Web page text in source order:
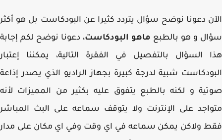
دعونا نوضح سؤال يتردد كثيرا عن البودكاست بل هو أكثر
و هو بالطبعماهو البودكاست، دعونا نوضح لكم إجابة
السؤال بالتفصيل في الفقرة التالية، يمكننا إعتبار
شبية لدرجة كبيرة بجهاز الراديو الذي يصدر إذاعة
و لكنه بالطبع يتفوق عليه بكثير من المميزات لأنه
على الإنترنت ولا يتوقف سماعه على البث المباشر
ولاكن يمكن سماعه في اي وقت وفي اي مكان على مدار